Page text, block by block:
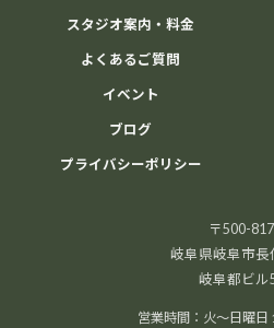
スタジオ案内・料金
よくあるご質問
イベント
ブログ
プライバシーポリシー
〒500-
岐阜県岐阜市長
岐阜都ビル
営業時間：火～日曜日